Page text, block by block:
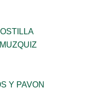
Y PAVON